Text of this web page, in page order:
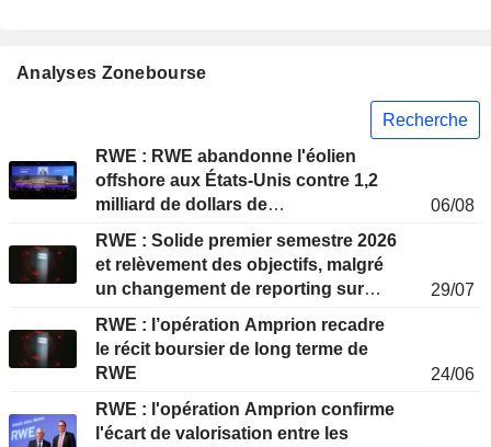
Analyses Zonebourse
Recherche
RWE : RWE abandonne l'éolien
offshore aux États-Unis contre 1,2
milliard de dollars de
06/08
RWE : Solide premier semestre 2026
et relèvement des objectifs, malgré
un changement de reporting sur
Amprion à surveiller
29/07
RWE : l’opération Amprion recadre
le récit boursier de long terme de
RWE
24/06
RWE : l'opération Amprion confirme
l'écart de valorisation entre les